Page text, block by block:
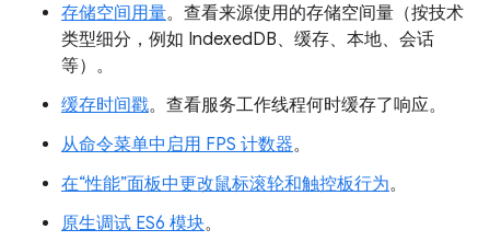
存储空间用量。查看来源使用的存储空间量（按技术
类型细分，例如 IndexedDB、缓存、本地、会话
等）。
缓存时间戳。查看服务工作线程何时缓存了响应。
从命令菜单中启用 FPS 计数器。
在“性能”面板中更改鼠标滚轮和触控板行为。
原生调试 ES6 模块。